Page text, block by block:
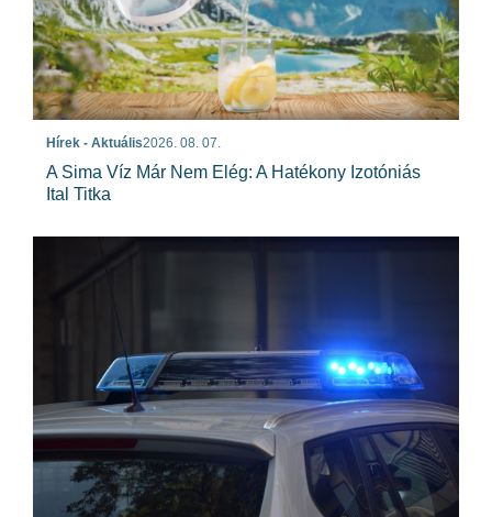
Hírek - Aktuális2026. 08. 07.
A Sima Víz Már Nem Elég: A Hatékony Izotóniás
Ital Titka